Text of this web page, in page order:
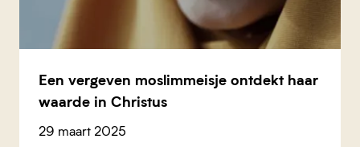
Een vergeven moslimmeisje ontdekt haar
waarde in Christus
29 maart 2025